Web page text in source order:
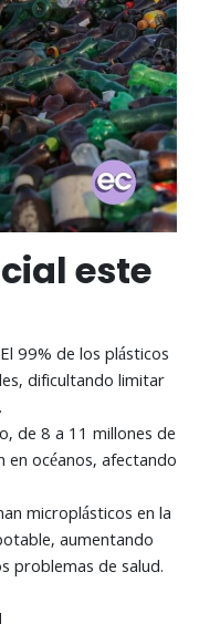
este
99% de los plásticos
dificultando limitar
de 8 a 11 millones de
océanos, afectando
microplásticos en la
aumentando
problemas de salud.